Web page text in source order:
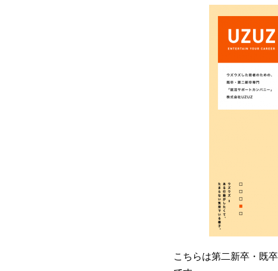
こちらは第二新卒・既